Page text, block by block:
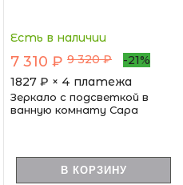
Есть в наличии
7 310 ₽ 9 320 ₽
-21%
1827 ₽ × 4 платежа
Зеркало с подсветкой в
ванную комнату Сара
В КОРЗИНУ